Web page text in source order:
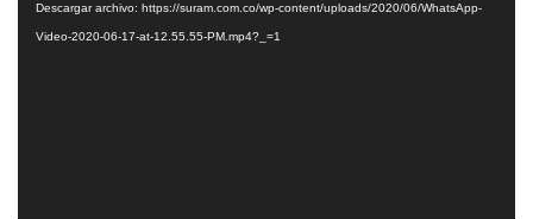
vídeo
Descargar archivo: https://suram.com.co/wp-content/uploads/2020/06/WhatsApp-
Video-2020-06-17-at-12.55.55-PM.mp4?_=1